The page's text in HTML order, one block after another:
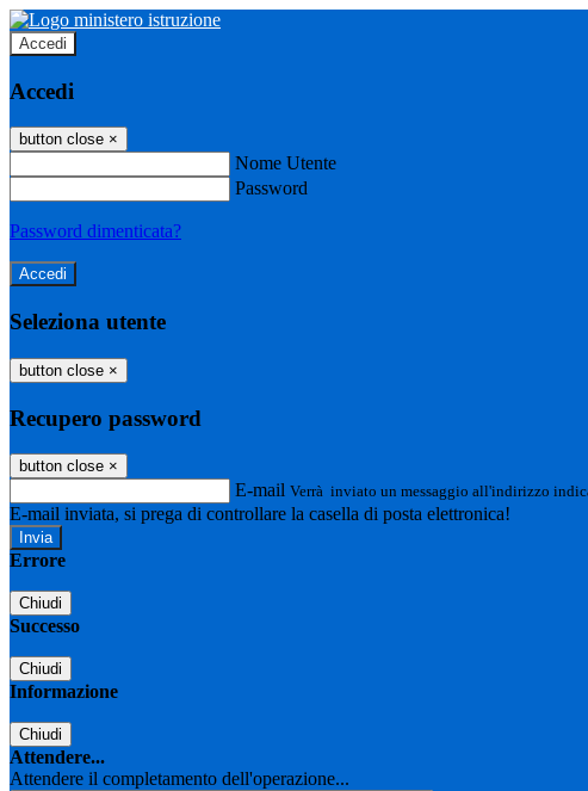
Accedi
Accedi
button close ×
Nome Utente
Password
Password dimenticata?
Seleziona utente
button close ×
Recupero password
button close ×
E-mail Verrà inviato un messaggio all'indirizzo
E-mail inviata, si prega di controllare la casella di posta elettronica!
Errore
Chiudi
Successo
Chiudi
Informazione
Chiudi
Attendere...
Attendere il completamento dell'operazione...